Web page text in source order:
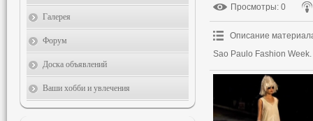
Просмотры: 0
Описание
Sao Paulo Fashion
Галерея
Форум
Доска объявлений
Ваши хобби и увлечения